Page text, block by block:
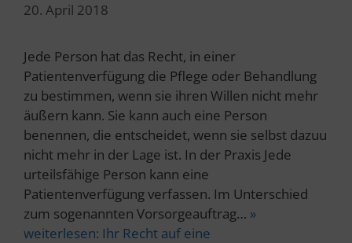
20. April 2018
Jede Person hat das Recht, in einer
Patientenverfügung die Pflege oder Behandlung
zu bestimmen, wenn sie ihren Willen nicht mehr
äußern kann. Sie kann auch eine Person
benennen, die entscheidet, wenn sie selbst dazuu
nicht mehr in der Lage ist. In der Praxis Jede
urteilsfähige Person kann eine
Patientenverfügung verfassen. Im Unterschied
zum sogenannten Vorsorgeauftrag… »
weiterlesen: Ihr Recht auf eine